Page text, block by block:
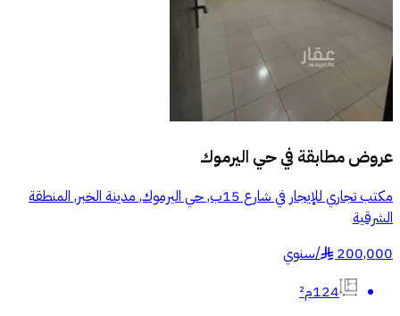
عروض مطابقة فيحي اليرموك
مكتب تجاري للإيجار في شارع 15ب, حي اليرموك, مدينة الخبر, المنطقة
الشرقية
200,000
§
/سنوي
124م²